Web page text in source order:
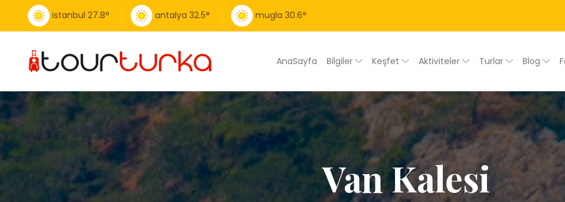
istanbul 27.8° antalya 32.5° mugla 30.6°
AnaSayfa Bilgiler Keşfet Aktiviteler Turlar Blog
Van Kalesi